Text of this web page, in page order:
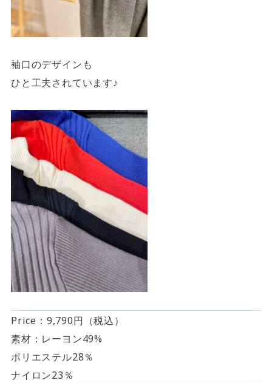
袖口のデザインも
ひと工夫されています♪
Price：9,790円（税込）
素材：レーヨン49%
ポリエステル28％
ナイロン23％